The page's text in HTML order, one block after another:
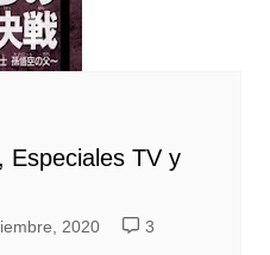
Especiales TV y
2020 3